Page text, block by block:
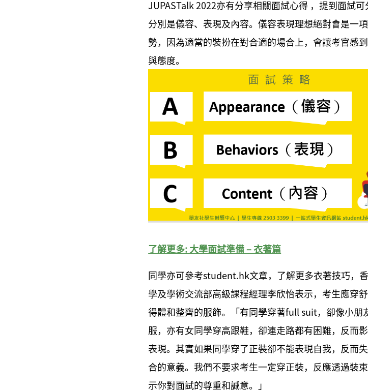
JUPASTalk 2022亦有分享相關面試心得 ，提到面試可
分別是儀容、表現及內容。儀容表現理想絕對會是一
勢，因為適當的裝扮在對合適的場合上，會讓考官感
與態度。
了解更多: 大學面試準備 – 衣著篇
同學亦可參考student.hk文章，了解更多衣著技巧，
學及學術交流部高級課程經理李欣怡表示，考生應穿舒
得體和整齊的服飾。「有同學穿著full suit，卻像小朋
服，亦有女同學穿高跟鞋，卻連走路都有困難，反而
表現。其實如果同學穿了正裝卻不能表現自我，反而
合的意義。我們不要求考生一定穿正裝，反應透過裝
示你對面試的尊重和誠意。」